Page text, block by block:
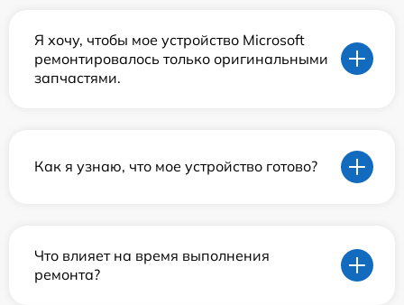
Я хочу, чтобы мое устройство Microsoft
ремонтировалось только оригинальными
запчастями.
Как я узнаю, что мое устройство готово?
Что влияет на время выполнения
ремонта?